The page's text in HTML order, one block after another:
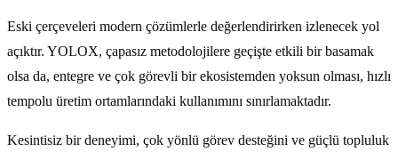
Eski çerçeveleri modern çözümlerle değerlendirirken izlenecek yol
açıktır. YOLOX, çapasız metodolojilere geçişte etkili bir basamak
olsa da, entegre ve çok görevli bir ekosistemden yoksun olması, hızlı
tempolu üretim ortamlarındaki kullanımını sınırlamaktadır.
Kesintisiz bir deneyimi, çok yönlü görev desteğini ve güçlü topluluk